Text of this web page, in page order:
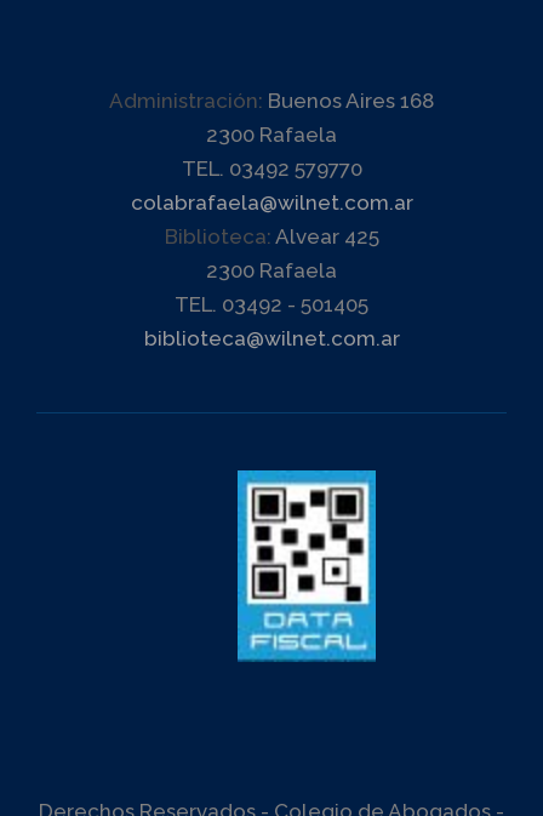
Administración: Buenos Aires 168
2300 Rafaela
TEL. 03492 579770
colabrafaela@wilnet.com.ar
Biblioteca: Alvear 425
2300 Rafaela
TEL. 03492 - 501405
biblioteca@wilnet.com.ar